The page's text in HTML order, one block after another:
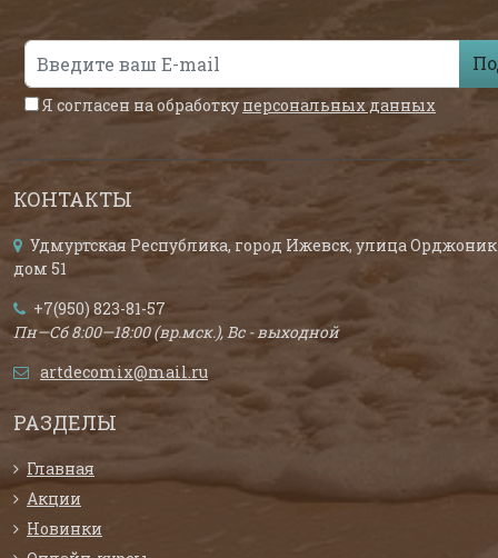
Я согласен на обработку персональных данных
КОНТАКТЫ
Удмуртская Республика, город Ижевск, улица
дом 51
+7(950) 823-81-57
Пн—Сб 8:00—18:00 (вр.мск.), Вс - выходной
artdecomix@mail.ru
РАЗДЕЛЫ
Главная
Акции
Новинки